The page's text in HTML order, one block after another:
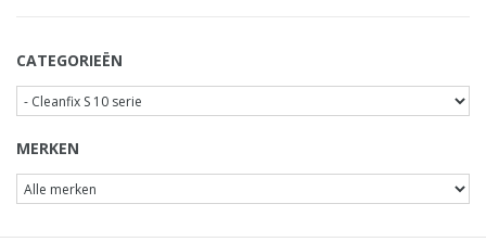
CATEGORIEËN
MERKEN